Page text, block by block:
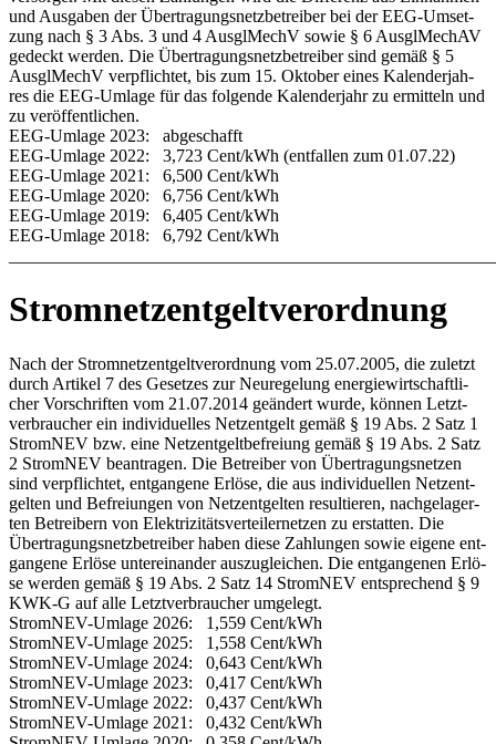
und Aus­ga­ben der Über­tra­gungs­netz­be­trei­ber bei der EEG-Um­set­
zung nach § 3 Abs. 3 und 4 Aus­gl­MechV so­wie § 6 Aus­gl­Me­chAV
ge­deckt wer­den. Die Über­tra­gungs­netz­be­trei­ber sind ge­mäß § 5
Aus­gl­MechV ver­pflich­tet, bis zum 15. Ok­to­ber ei­nes Ka­len­der­jah­
res die EEG-Um­la­ge für das fol­gen­de Ka­len­der­jahr zu er­mit­teln und
zu ver­öf­fent­li­chen.
EEG-Um­la­ge 2023: ab­ge­schafft
EEG-Um­la­ge 2022: 3,723 Cent/kWh (ent­fal­len zum 01.07.22)
EEG-Um­la­ge 2021: 6,500 Cent/kWh
EEG-Um­la­ge 2020: 6,756 Cent/kWh
EEG-Um­la­ge 2019: 6,405 Cent/kWh
EEG-Um­la­ge 2018: 6,792 Cent/kWh
Stromnetzentgeltverordnung
Nach der Strom­netz­ent­gelt­ver­ord­nung vom 25.07.2005, die zu­letzt
durch Ar­ti­kel 7 des Ge­set­zes zur Neu­re­ge­lung en­er­gie­wirt­schaft­li­
cher Vor­schrif­ten vom 21.07.2014 ge­än­dert wur­de, kön­nen Letzt­
ver­brau­cher ein in­di­vi­du­el­les Netz­ent­gelt ge­mäß § 19 Abs. 2 Satz 1
Strom­NEV bzw. ei­ne Netz­ent­gelt­be­frei­ung ge­mäß § 19 Abs. 2 Satz
2 Strom­NEV be­an­tra­gen. Die Be­trei­ber von Über­tra­gungs­net­zen
sind ver­pflich­tet, ent­gan­ge­ne Er­lö­se, die aus in­di­vi­du­el­len Netz­ent­
gel­ten und Be­frei­un­gen von Netz­ent­gel­ten re­sul­tie­ren, nach­ge­la­ger­
ten Be­trei­bern von Elek­tri­zi­täts­ver­tei­ler­net­zen zu er­stat­ten. Die
Über­tra­gungs­netz­be­trei­ber ha­ben die­se Zah­lun­gen so­wie ei­ge­ne ent­
gan­ge­ne Er­lö­se un­ter­ein­an­der aus­zu­glei­chen. Die ent­gan­ge­nen Er­lö­
se wer­den ge­mäß § 19 Abs. 2 Sat­z 14 Strom­NEV ent­spre­chend § 9
KWK-G auf al­le Letzt­ver­brau­cher um­ge­legt.
Strom­NEV-Um­la­ge 2026: 1,559 Cent/kWh
Strom­NEV-Um­la­ge 2025: 1,558 Cent/kWh
Strom­NEV-Um­la­ge 2024: 0,643 Cent/kWh
Strom­NEV-Um­la­ge 2023: 0,417 Cent/kWh
Strom­NEV-Um­la­ge 2022: 0,437 Cent/kWh
Strom­NEV-Um­la­ge 2021: 0,432 Cent/kWh